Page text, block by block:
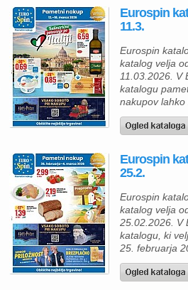
raznolika in
mesne
izdelke,
pripravljene
prigrizke, zato
nekaj
pripravite
za vsak dan.
Eurospin
11.3.
Eurospin
katalog velja
11.03.2026. V
katalogu
nakupov lahko
prihranite,
poskrbite za
kuhinji. Zato
pripravili izbor
jih boste z
vključili v svoje
sladke
posebne
vse, ki radi
Eurospin
25.2.
Eurospin
katalog velja
25.02.2026. V
katalogu, ki
25. februarja
čaka pestra
znižanih